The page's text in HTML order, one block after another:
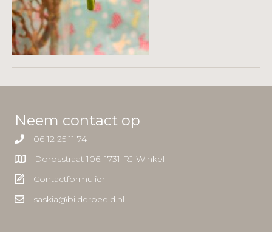
Neem contact op
06 12 25 11 74
Dorpsstraat 106, 1731 RJ Winkel
Contactformulier
saskia@bilderbeeld.nl